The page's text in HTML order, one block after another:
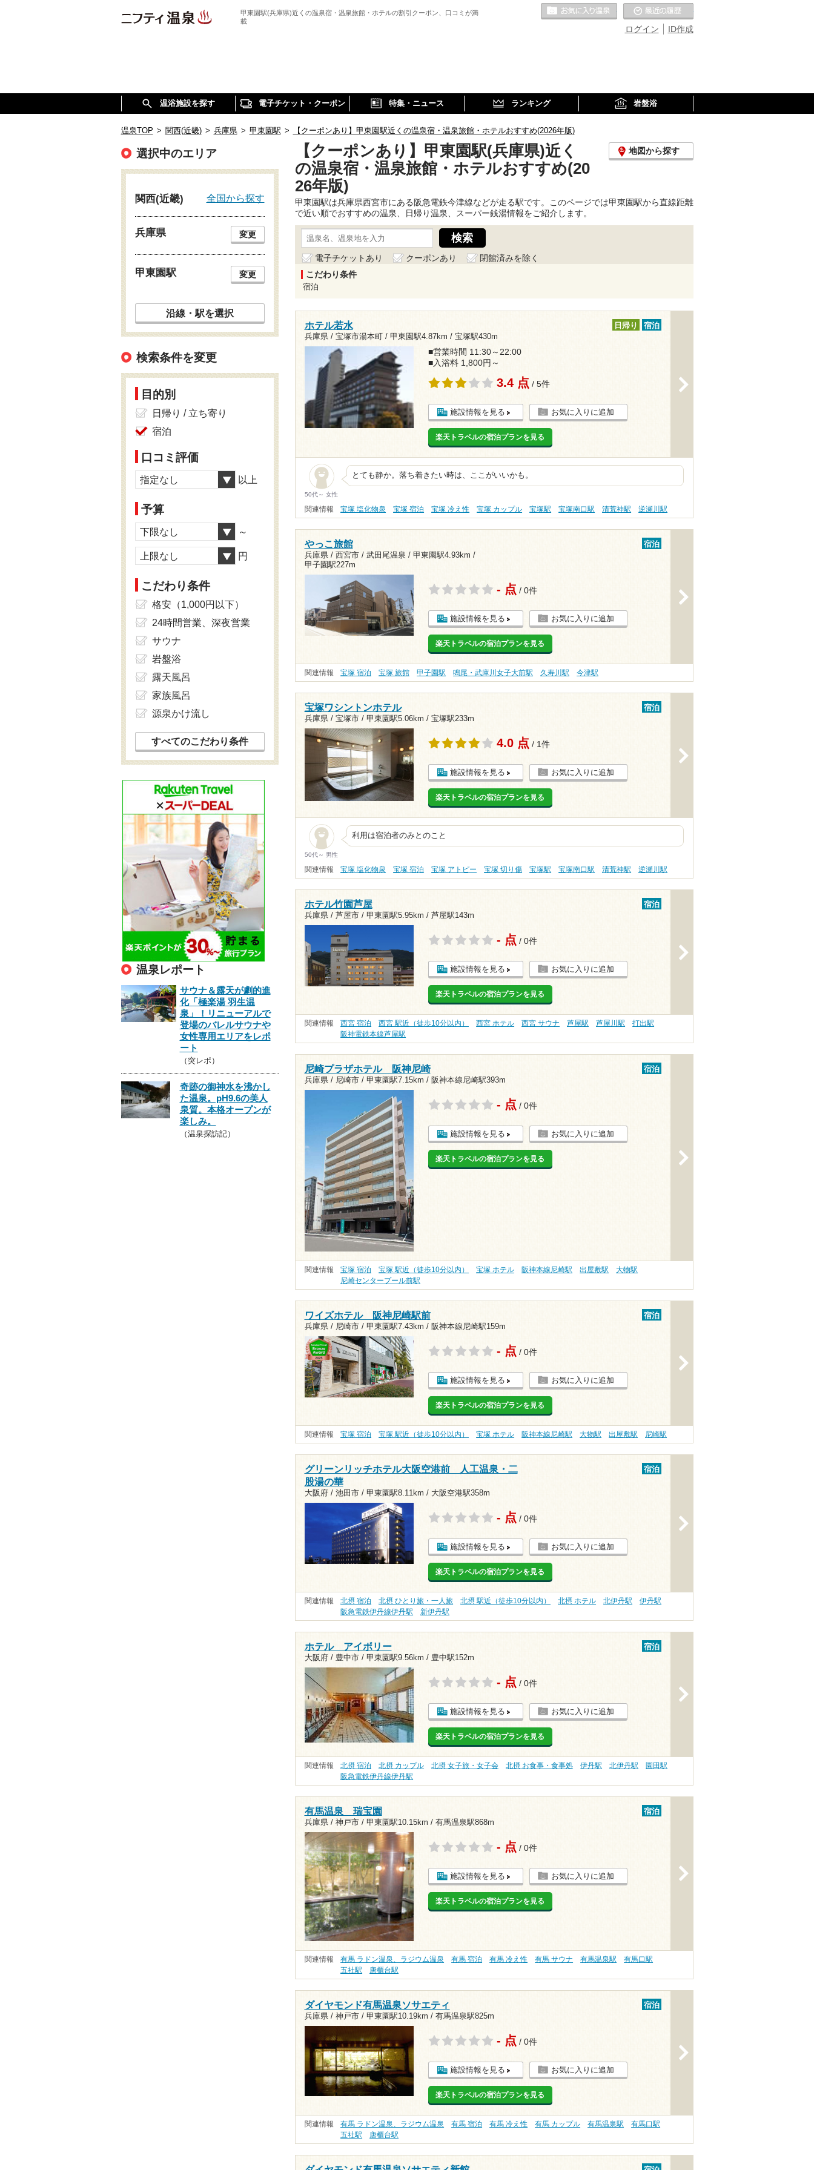
甲東園駅(兵庫県)近くの温泉宿・温泉旅館・ホテルの割引クーポン、口コミが満
載
ID作成
ログイン
お気に入りの温泉
温浴施設を探す 電子チケット・クーポン 特集・ニュース ランキング 岩盤浴
温泉TOP > 関西(近畿) > 兵庫県 > 甲東園駅 > 【クーポンあり】甲東園駅近くの温泉宿・温泉旅館・ホテルおすすめ(2026年版)
【クーポンあり】甲東園駅(兵庫県)近く
の温泉宿・温泉旅館・ホテルおすすめ(20
26年版)
地図から探す
甲東園駅は兵庫県西宮市にある阪急電鉄今津線などが走る駅です。このページでは甲東園駅から直線距離
で近い順でおすすめの温泉、日帰り温泉、スーパー銭湯情報をご紹介します。
電子チケットあり クーポンあり
閉館済みを除く
こだわり条件
宿泊
ホテル若水
兵庫県 / 宝塚市湯本町 / 甲東園駅4.87km / 宝塚駅430m
日帰り 宿泊
■営業時間 11:30～22:00
■入浴料 1,800円～
3.4 点 / 5件
施設情報を見る お気に入りに追加
楽天トラベルの宿泊プランを見る
50代～ 女性
とても静か。落ち着きたい時は、ここがいいかも。
関連情報 宝塚 塩化物泉 宝塚 宿泊 宝塚 冷え性 宝塚 カップル 宝塚駅 宝塚南口駅 清荒神駅 逆瀬川駅
やっこ旅館
兵庫県 / 西宮市 / 武田尾温泉 / 甲東園駅4.93km /
甲子園駅227m
宿泊
- 点 / 0件
施設情報を見る お気に入りに追加
楽天トラベルの宿泊プランを見る
関連情報 宝塚 宿泊 宝塚 旅館 甲子園駅 鳴尾・武庫川女子大前駅 久寿川駅 今津駅
宝塚ワシントンホテル
兵庫県 / 宝塚市 / 甲東園駅5.06km / 宝塚駅233m
宿泊
4.0 点 / 1件
施設情報を見る お気に入りに追加
楽天トラベルの宿泊プランを見る
50代～ 男性
利用は宿泊者のみとのこと
関連情報 宝塚 塩化物泉 宝塚 宿泊 宝塚 アトピー 宝塚 切り傷 宝塚駅 宝塚南口駅 清荒神駅 逆瀬川駅
ホテル竹園芦屋
兵庫県 / 芦屋市 / 甲東園駅5.95km / 芦屋駅143m
宿泊
- 点 / 0件
施設情報を見る お気に入りに追加
楽天トラベルの宿泊プランを見る
関連情報 西宮 宿泊 西宮 駅近（徒歩10分以内） 西宮 ホテル 西宮 サウナ 芦屋駅 芦屋川駅
打出駅
阪神電鉄本線芦屋駅
尼崎プラザホテル 阪神尼崎
兵庫県 / 尼崎市 / 甲東園駅7.15km / 阪神本線尼崎駅393m
宿泊
- 点 / 0件
施設情報を見る お気に入りに追加
楽天トラベルの宿泊プランを見る
関連情報 宝塚 宿泊 宝塚 駅近（徒歩10分以内） 宝塚 ホテル 阪神本線尼崎駅 出屋敷駅
大物駅
尼崎センタープール前駅
ワイズホテル 阪神尼崎駅前
兵庫県 / 尼崎市 / 甲東園駅7.43km / 阪神本線尼崎駅159m
宿泊
- 点 / 0件
施設情報を見る お気に入りに追加
楽天トラベルの宿泊プランを見る
関連情報 宝塚 宿泊 宝塚 駅近（徒歩10分以内） 宝塚 ホテル 阪神本線尼崎駅 大物駅 出屋敷駅 尼崎駅
グリーンリッチホテル大阪空港前 人工温泉・二
股湯の華
大阪府 / 池田市 / 甲東園駅8.11km / 大阪空港駅358m
宿泊
- 点 / 0件
施設情報を見る お気に入りに追加
楽天トラベルの宿泊プランを見る
関連情報 北摂 宿泊 北摂 ひとり旅・一人旅 北摂 駅近（徒歩10分以内） 北摂 ホテル 北伊丹駅
伊丹駅
阪急電鉄伊丹線伊丹駅
新伊丹駅
ホテル アイボリー
大阪府 / 豊中市 / 甲東園駅9.56km / 豊中駅152m
宿泊
- 点 / 0件
施設情報を見る お気に入りに追加
楽天トラベルの宿泊プランを見る
関連情報 北摂 宿泊 北摂 カップル 北摂 女子旅・女子会 北摂 お食事・食事処 伊丹駅 北伊丹駅
園田駅
阪急電鉄伊丹線伊丹駅
有馬温泉 瑞宝園
兵庫県 / 神戸市 / 甲東園駅10.15km / 有馬温泉駅868m
宿泊
- 点 / 0件
施設情報を見る お気に入りに追加
楽天トラベルの宿泊プランを見る
関連情報 有馬 ラドン温泉、ラジウム温泉 有馬 宿泊 有馬 冷え性 有馬 サウナ 有馬温泉駅
有馬口駅
五社駅
唐櫃台駅
ダイヤモンド有馬温泉ソサエティ
兵庫県 / 神戸市 / 甲東園駅10.19km / 有馬温泉駅825m
宿泊
- 点 / 0件
施設情報を見る お気に入りに追加
楽天トラベルの宿泊プランを見る
関連情報 有馬 ラドン温泉、ラジウム温泉 有馬 宿泊 有馬 冷え性 有馬 カップル 有馬温泉駅
有馬口駅
五社駅
唐櫃台駅
選択中のエリア
関西(近畿) 全国から探す
兵庫県 変更
甲東園駅 変更
沿線・駅を選択
検索条件を変更
目的別
日帰り / 立ち寄り
宿泊
口コミ評価
指定なし 以上
予算
下限なし ～
上限なし 円
こだわり条件
格安（1,000円以下）
24時間営業、深夜営業
サウナ
岩盤浴
露天風呂
家族風呂
源泉かけ流し
すべてのこだわり条件
温泉レポート
サウナ＆露天が劇的進
化「極楽湯 羽生温
泉」！リニューアルで
登場のバレルサウナや
女性専用エリアをレポ
ート
（突レポ）
奇跡の御神水を沸かし
た温泉。pH9.6の美人
泉質。本格オープンが
楽しみ。
（温泉探訪記）